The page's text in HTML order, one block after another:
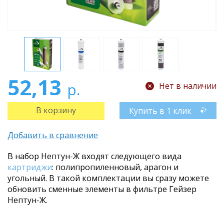
52,13 р. Нет в наличии
Купить в 1 клик
Добавить в сравнение
В набор Нептун-Ж входят следующего вида
картриджи: полипропиленновый, арагон и
угольный. В такой комплектации вы сразу можете
обновить сменные элементы в фильтре Гейзер
Нептун-Ж.